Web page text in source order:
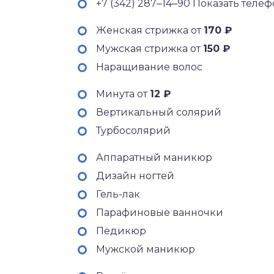
+7 (342) 287‒14‒90 Показать
Женская стрижка от 170 ₽
Мужская стрижка от 150 ₽
Наращивание волос
Минута от 12 ₽
Вертикальный солярий
Турбосолярий
Аппаратный маникюр
Дизайн ногтей
Гель-лак
Парафиновые ванночки
Педикюр
Мужской маникюр